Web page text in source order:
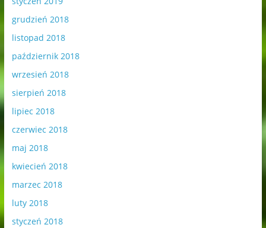
grudzień 2018
listopad 2018
październik 2018
wrzesień 2018
sierpień 2018
lipiec 2018
czerwiec 2018
maj 2018
kwiecień 2018
marzec 2018
luty 2018
styczeń 2018